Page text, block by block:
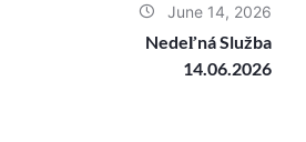
June 14, 2026
Nedeľná Služba
14.06.2026